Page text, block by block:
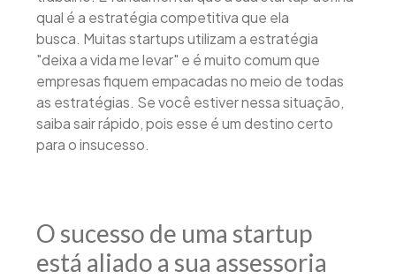
qual é a estratégia competitiva que ela
busca. Muitas startups utilizam a estratégia
"deixa a vida me levar" e é muito comum que
empresas fiquem empacadas no meio de todas
as estratégias. Se você estiver nessa situação,
saiba sair rápido, pois esse é um destino certo
para o insucesso.
O sucesso de uma startup
está aliado a sua assessoria